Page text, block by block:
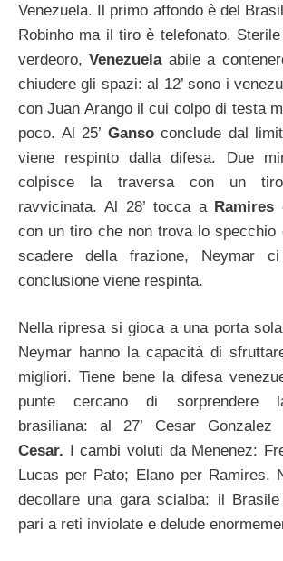
Venezuela. Il primo affondo è del
Robinho ma il tiro è telefonato.
verdeoro,Venezuelaabile a
chiudere gli spazi: al 12’ sono i
con Juan Arango il cui colpo di testa
poco. Al 25’ Gansoconclude dal
viene respinto dalla difesa. Due
colpisce la traversa con un
ravvicinata. Al 28’ tocca a Ramires
con un tiro che non trova lo specchio
scadere della frazione, Neymar
conclusione viene respinta.
Nella ripresa si gioca a una porta
Neymar hanno la capacità di
migliori. Tiene bene la difesa
punte cercano di sorprendere
brasiliana: al 27’ Cesar Gonzalez
Cesar. I cambi voluti da Menenez:
Lucas per Pato; Elano per Ramires.
decollare una gara scialba: il
pari a reti inviolate e delude